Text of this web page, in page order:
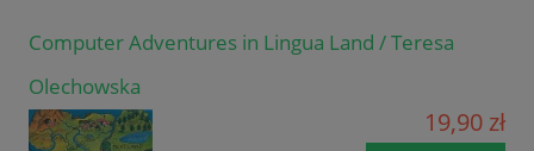
Computer Adventures in Lingua Land / Teresa
Olechowska
19,90 zł